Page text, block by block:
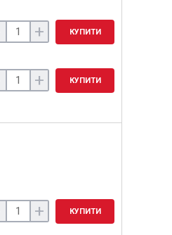
+ КУПИТИ
+ КУПИТИ
+ КУПИТИ